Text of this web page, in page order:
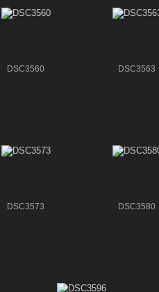
DSC3560 DSC3563
DSC3573 DSC3580